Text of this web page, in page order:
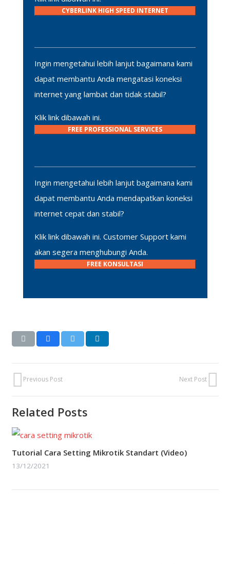
CYBERLINK HIGH SPEED INTERNET
Ingin mengetahui lebih lanjut bagaimana kami
dapat membantu Anda mengatasi koneksi
internet yang lambat dan tidak stabil?
Klik link dibawah ini.
FREE PROFESSIONAL SERVICES
Ingin mengetahui lebih lanjut bagaimana kami
dapat membantu Anda mendapatkan koneksi
internet cepat dan stabil?
Klik link dibawah ini. Customer Support kami
akan segera menghubungi Anda.
FREE KONSULTASI
Previous Post Next Post
Related Posts
Tutorial Cara Setting Mikrotik Standart (Video)
13/12/2021